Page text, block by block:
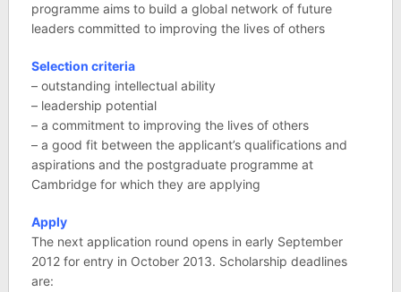
programme aims to build a global network of future
leaders committed to improving the lives of others
Selection criteria
– outstanding intellectual ability
– leadership potential
– a commitment to improving the lives of others
– a good fit between the applicant’s qualifications and
aspirations and the postgraduate programme at
Cambridge for which they are applying
Apply
The next application round opens in early September
2012 for entry in October 2013. Scholarship deadlines
are: